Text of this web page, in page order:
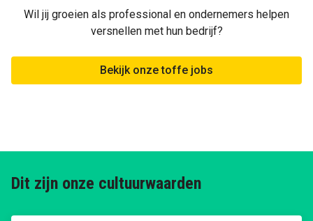
Wil jij groeien als professional en ondernemers helpen
versnellen met hun bedrijf?
Bekijk onze toffe jobs
Dit zijn onze cultuurwaarden